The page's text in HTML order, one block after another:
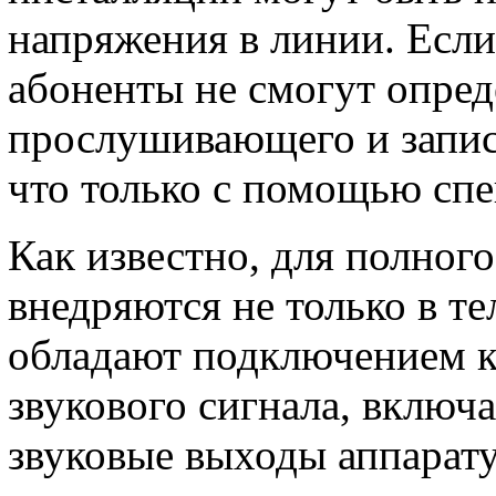
напряжения в линии.
абоненты не смогут
прослушивающего и
что только с помощью
Как известно, для
внедряются не только в
обладают подключением
звукового сигнала,
звуковые выходы